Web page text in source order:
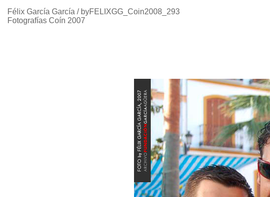
Félix García García / byFELIXGG_Coin2008_293
Fotografías Coín 2007